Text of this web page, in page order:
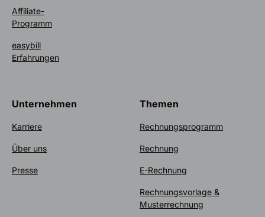
Affiliate-
Programm
easybill
Erfahrungen
Unternehmen
Karriere
Über uns
Presse
Themen
Rechnungsprogramm
Rechnung
E-Rechnung
Rechnungsvorlage &
Musterrechnung